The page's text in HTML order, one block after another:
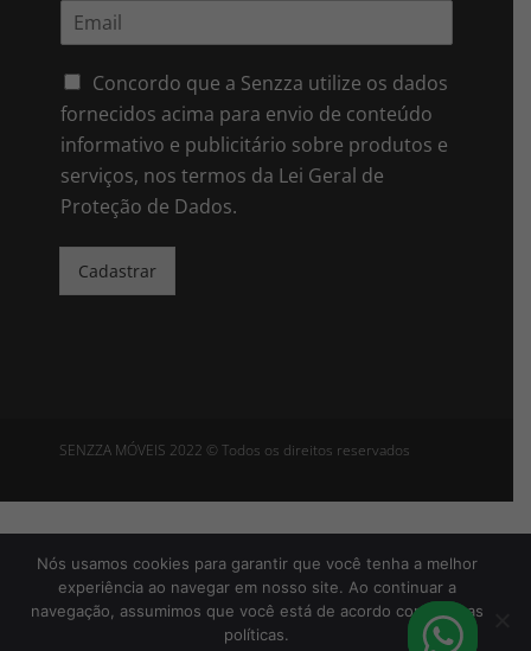
m
i
l
*
Concordo que a Senzza utilize os dados
fornecidos acima para envio de conteúdo
informativo e publicitário sobre produtos e
serviços, nos termos da Lei Geral de
Proteção de Dados.
Cadastrar
SENZZA MÓVEIS 2022 © Todos os direitos reservados
Desenvolvido por Go2Mkt
Nós usamos cookies para garantir que você tenha a melhor
experiência ao navegar em nosso site. Ao continuar a
navegação, assumimos que você está de acordo com nossas
políticas.